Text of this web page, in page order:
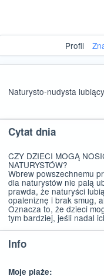
Profil
Naturysto-nudysta
Cytat dnia
CZY DZIECI MOGĄ
NATURYSTÓW?
Wbrew powszechnemu
dla naturystów nie palą
prawda, że naturyści
opaleniznę i brak smug,
Oznacza to, że dzieci
tym bardziej, jeśli nadal
Info
Moje plaże: